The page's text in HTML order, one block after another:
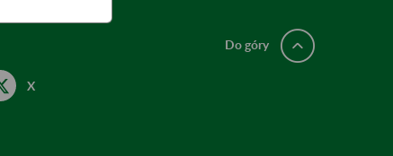
X
Do góry